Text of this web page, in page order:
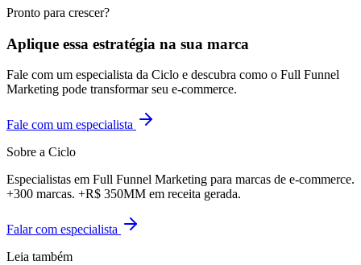
Pronto para crescer?
Aplique essa estratégia na sua marca
Fale com um especialista da Ciclo e descubra como o Full Funnel
Marketing pode transformar seu e-commerce.
Fale com um especialista
Sobre a Ciclo
Especialistas em Full Funnel Marketing para marcas de e-commerce.
+300 marcas. +R$ 350MM em receita gerada.
Falar com especialista
Leia também